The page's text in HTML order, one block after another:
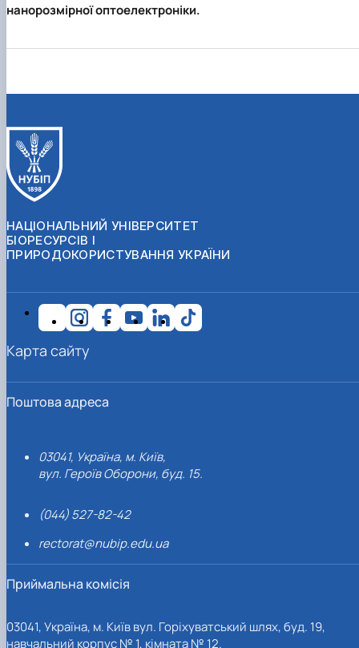
нанорозмірної оптоелектроніки.
НАЦІОНАЛЬНИЙ УНІВЕРСИТЕТ
БІОРЕСУРСІВ І
ПРИРОДОКОРИСТУВАННЯ УКРАЇНИ
Поштова адреса
03041, Україна, м. Київ,
вул. Героїв Оборони, буд. 15.
(044) 527-82-42
rectorat@nubip.edu.ua
Приймальна комісія
03041, Україна, м. Київ вул. Горіхуватський шлях, буд. 19,
навчальний корпус № 1, кімната № 12.
Карта сайту